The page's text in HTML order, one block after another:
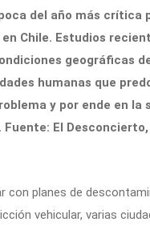
del año más crítica
Chile. Estudios
geográficas
humanas que
y por ende en la
El
con planes de
vehicular, varias